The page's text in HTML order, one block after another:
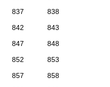
837
838
842
843
847
848
852
853
857
858